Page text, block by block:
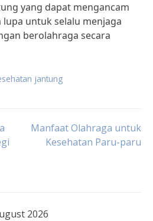
yang dapat mengancam
lupa untuk selalu menjaga
berolahraga secara
jantung
Manfaat Olahraga untuk
Kesehatan Paru-paru
2026